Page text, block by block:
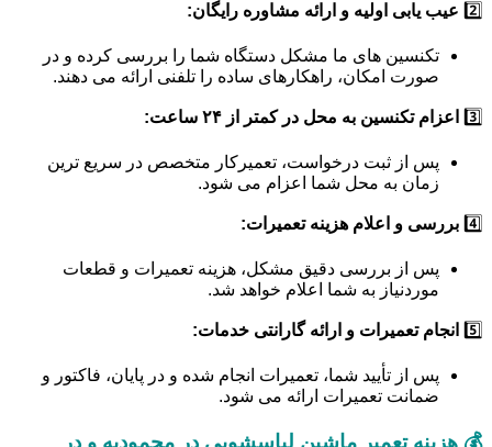
2️⃣ عیب یابی اولیه و ارائه مشاوره رایگان:
تکنسین های ما مشکل دستگاه شما را بررسی کرده و در
صورت امکان، راهکارهای ساده را تلفنی ارائه می دهند.
3️⃣ اعزام تکنسین به محل در کمتر از ۲۴ ساعت:
پس از ثبت درخواست، تعمیرکار متخصص در سریع ترین
زمان به محل شما اعزام می شود.
4️⃣ بررسی و اعلام هزینه تعمیرات:
پس از بررسی دقیق مشکل، هزینه تعمیرات و قطعات
موردنیاز به شما اعلام خواهد شد.
5️⃣ انجام تعمیرات و ارائه گارانتی خدمات:
پس از تأیید شما، تعمیرات انجام شده و در پایان، فاکتور و
ضمانت تعمیرات ارائه می شود.
💰 هزینه تعمیر ماشین لباسشویی در محمودیه و در